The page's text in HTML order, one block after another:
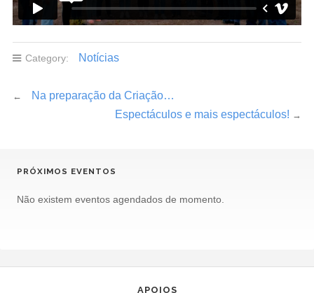
Category: Notícias
←
Na preparação da Criação…
Espectáculos e mais espectáculos! →
PRÓXIMOS EVENTOS
Não existem eventos agendados de momento.
APOIOS